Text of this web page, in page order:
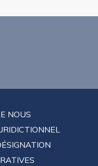
NOUS